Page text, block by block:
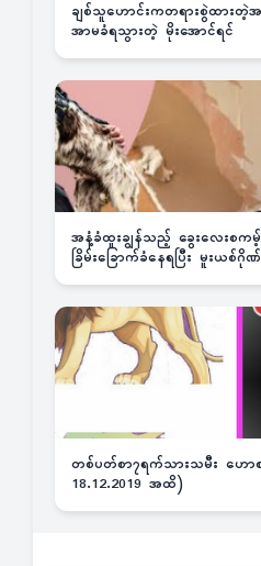
ချစ်သူဟောင်းကတရားစွဲထား
အာမခံရသွားတဲ့ မိုးအောင်ရင်
အနံ့ခံထူးချွန်သည့် ခွေးလေးစ
ခြိမ်းခြောက်ခံနေရပြီး မူးယ
တစ်ပတ်စာ၇ရက်သားသမီး ဟောစ
18.12.2019 အထိ)